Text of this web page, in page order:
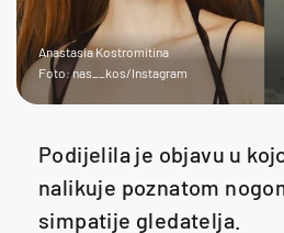
Anastasia Kostromitina
Foto: nas__kos/Instagram
Podijelila je objavu u
nalikuje poznatom
simpatije gledatelja.